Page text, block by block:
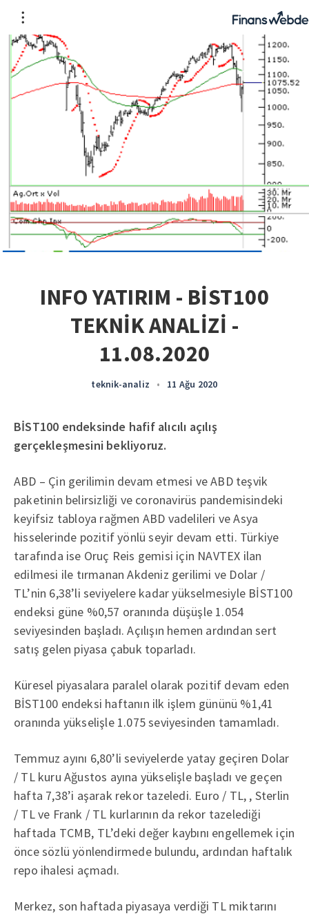
INFO YATIRIM - BİST100
TEKNİK ANALİZİ -
11.08.2020
teknik-analiz • 11 Ağu 2020
BİST100 endeksinde hafif alıcılı açılış
gerçekleşmesini bekliyoruz.
ABD – Çin gerilimin devam etmesi ve ABD teşvik
paketinin belirsizliği ve coronavirüs pandemisindeki
keyifsiz tabloya rağmen ABD vadelileri ve Asya
hisselerinde pozitif yönlü seyir devam etti. Türkiye
tarafında ise Oruç Reis gemisi için NAVTEX ilan
edilmesi ile tırmanan Akdeniz gerilimi ve Dolar /
TL’nin 6,38’li seviyelere kadar yükselmesiyle BİST100
endeksi güne %0,57 oranında düşüşle 1.054
seviyesinden başladı. Açılışın hemen ardından sert
satış gelen piyasa çabuk toparladı.
Küresel piyasalara paralel olarak pozitif devam eden
BİST100 endeksi haftanın ilk işlem gününü %1,41
oranında yükselişle 1.075 seviyesinden tamamladı.
Temmuz ayını 6,80’li seviyelerde yatay geçiren Dolar
/ TL kuru Ağustos ayına yükselişle başladı ve geçen
hafta 7,38’i aşarak rekor tazeledi. Euro / TL, , Sterlin
/ TL ve Frank / TL kurlarının da rekor tazelediği
haftada TCMB, TL’deki değer kaybını engellemek için
önce sözlü yönlendirmede bulundu, ardından haftalık
repo ihalesi açmadı.
Merkez, son haftada piyasaya verdiği TL miktarını